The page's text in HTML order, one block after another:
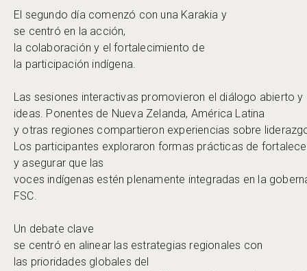
El segundo día comenzó con una Karakia y
se centró en la acción,
la colaboración y el fortalecimiento de
la participación indígena.
Las sesiones interactivas promovieron el diálogo abierto
ideas. Ponentes de Nueva Zelanda, América Latina
y otras regiones compartieron experiencias sobre
Los participantes exploraron formas prácticas de
y asegurar que las
voces indígenas estén plenamente integradas en la
FSC.
Un debate clave
se centró en alinear las estrategias regionales con
las prioridades globales del